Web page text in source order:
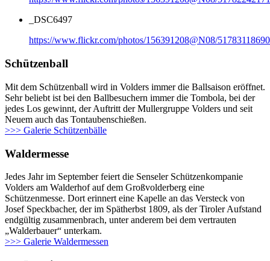
_DSC6497
https://www.flickr.com/photos/156391208@N08/
Schützenball
Mit dem Schützenball wird in Volders immer die Ballsaison eröffnet.
Sehr beliebt ist bei den Ballbesuchern immer die Tombola, bei der
jedes Los gewinnt, der Auftritt der Mullergruppe Volders und seit
Neuem auch das Tontaubenschießen.
>>> Galerie Schützenbälle
Waldermesse
Jedes Jahr im September feiert die Senseler Schützenkompanie
Volders am Walderhof auf dem Großvolderberg eine
Schützenmesse. Dort erinnert eine Kapelle an das Versteck von
Josef Speckbacher, der im Spätherbst 1809, als der Tiroler Aufstand
endgültig zusammenbrach, unter anderem bei dem vertrauten
„Walderbauer“ unterkam.
>>> Galerie Waldermessen